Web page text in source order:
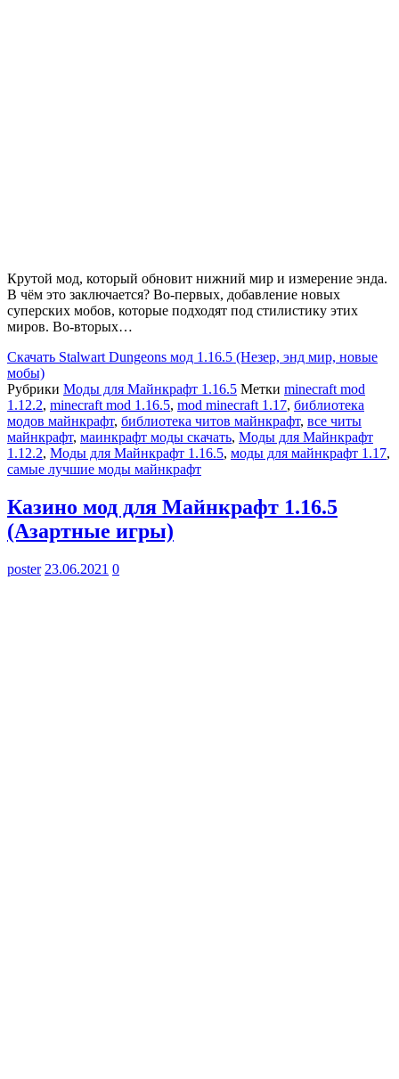
Крутой мод, который обновит нижний мир и измерение энда.
В чём это заключается? Во-первых, добавление новых
суперских мобов, которые подходят под стилистику этих
миров. Во-вторых…
Скачать Stalwart Dungeons мод 1.16.5 (Незер, энд мир, новые
мобы)
Рубрики Моды для Майнкрафт 1.16.5 Метки minecraft mod
1.12.2, minecraft mod 1.16.5, mod minecraft 1.17, библиотека
модов майнкрафт, библиотека читов майнкрафт, все читы
майнкрафт, маинкрафт моды скачать, Моды для Майнкрафт
1.12.2, Моды для Майнкрафт 1.16.5, моды для майнкрафт 1.17,
самые лучшие моды майнкрафт
Казино мод для Майнкрафт 1.16.5
(Азартные игры)
poster 23.06.2021 0